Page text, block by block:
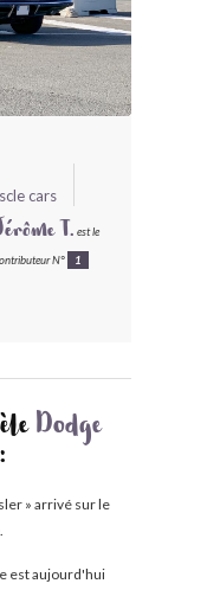
cars
T. est le
N° 1
Dodge
» arrivé sur le
est aujourd'hui